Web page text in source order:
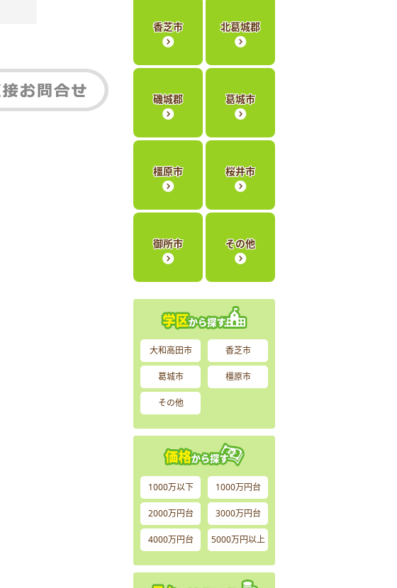
香芝市 北葛城郡
磯城郡 葛城市
橿原市 桜井市
御所市 その他
大和高田市 香芝市
葛城市 橿原市
その他
1000万以下 1000万円台
2000万円台 3000万円台
4000万円台 5000万円以上